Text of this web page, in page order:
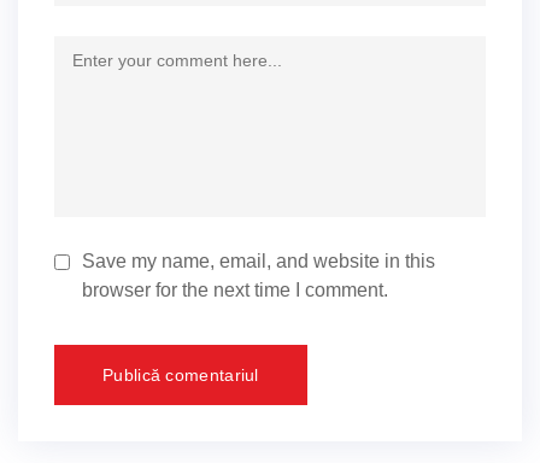
Save my name, email, and website in this
browser for the next time I comment.